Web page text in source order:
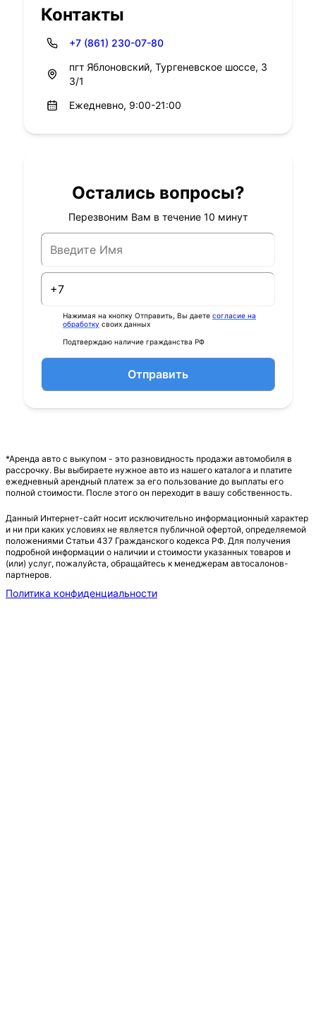
Контакты
+7 (861) 230-07-80
пгт Яблоновский, Тургеневское шоссе, 3
3/1
Ежедневно, 9:00-21:00
Остались вопросы?
Перезвоним Вам в течение 10 минут
Нажимая на кнопку Отправить, Вы даете согласие на
обработку своих данных
Подтверждаю наличие гражданства РФ
Отправить
*Аренда авто с выкупом - это разновидность продажи автомобиля в
рассрочку. Вы выбираете нужное авто из нашего каталога и платите
ежедневный арендный платеж за его пользование до выплаты его
полной стоимости. После этого он переходит в вашу собственность.
Данный Интернет-сайт носит исключительно информационный характер
и ни при каких условиях не является публичной офертой, определяемой
положениями Статьи 437 Гражданского кодекса РФ. Для получения
подробной информации о наличии и стоимости указанных товаров и
(или) услуг, пожалуйста, обращайтесь к менеджерам автосалонов-
партнеров.
Политика конфиденциальности